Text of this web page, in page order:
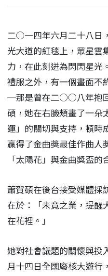
二○一四年六月二十八日
光大道的紅毯上，眾星雲
力，在此刻迸為閃閃星光
禮服之外，有一個畫面不
─那是曾在二○○八年抱
碩，她在右臉頰畫了一朵
運」的關切與支持，頓時
贏得了金曲獎最佳作曲人
「太陽花」與金曲獎盃的
蕭賀碩在後台接受媒體採
在於：「未竟之業，提醒
在花裡。」
她對社會議題的關懷與
月十四日全國廢核大遊行